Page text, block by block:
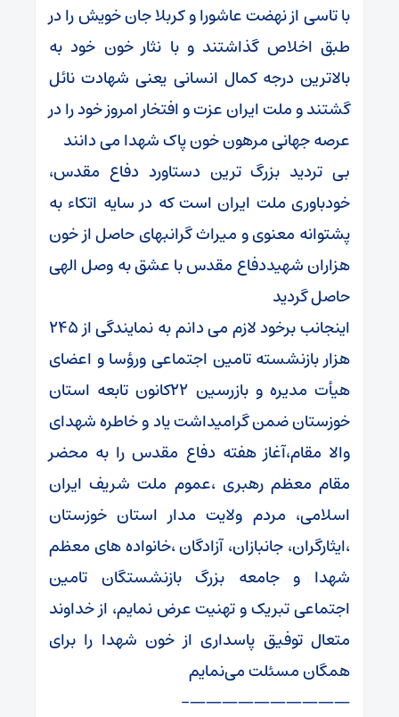
با تاسی از نهضت عاشورا و کربلا جان خویش را در
طبق اخلاص گذاشتند و با نثار خون خود به
بالاترین درجه کمال انسانی یعنی شهادت نائل
گشتند و ملت ایران عزت و افتخار امروز خود را در
عرصه جهانی مرهون خون پاک شهدا می دانند
بی تردید بزرگ ترین دستاورد دفاع مقدس،
خودباوری ملت ایران است که در سایه اتکاء به
پشتوانه معنوی و میراث گرانبهای حاصل از خون
هزاران شهیددفاع مقدس با عشق به وصل الهی
حاصل گردید
اینجانب برخود لازم می دانم به نمایندگی از ۲۴۵
هزار بازنشسته تامین اجتماعی ورؤسا و اعضای
هیأت مدیره و بازرسین ۲۲کانون تابعه استان
خوزستان ضمن گرامیداشت یاد و خاطره شهدای
والا مقام،آغاز هفته دفاع مقدس را به محضر
مقام معظم رهبری ،عموم ملت شریف ایران
اسلامی، مردم ولایت مدار استان خوزستان
،ایثارگران، جانبازان، آزادگان ،خانواده های معظم
شهدا و جامعه بزرگ بازنشستگان تامین
اجتماعی تبریک و تهنیت عرض نمایم، از خداوند
متعال توفیق پاسداری از خون شهدا را برای
همگان مسئلت می‌نمایم
——————————-